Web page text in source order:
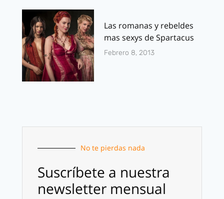
Las romanas y rebeldes
mas sexys de Spartacus
Febrero 8, 2013
No te pierdas nada
Suscríbete a nuestra
newsletter mensual